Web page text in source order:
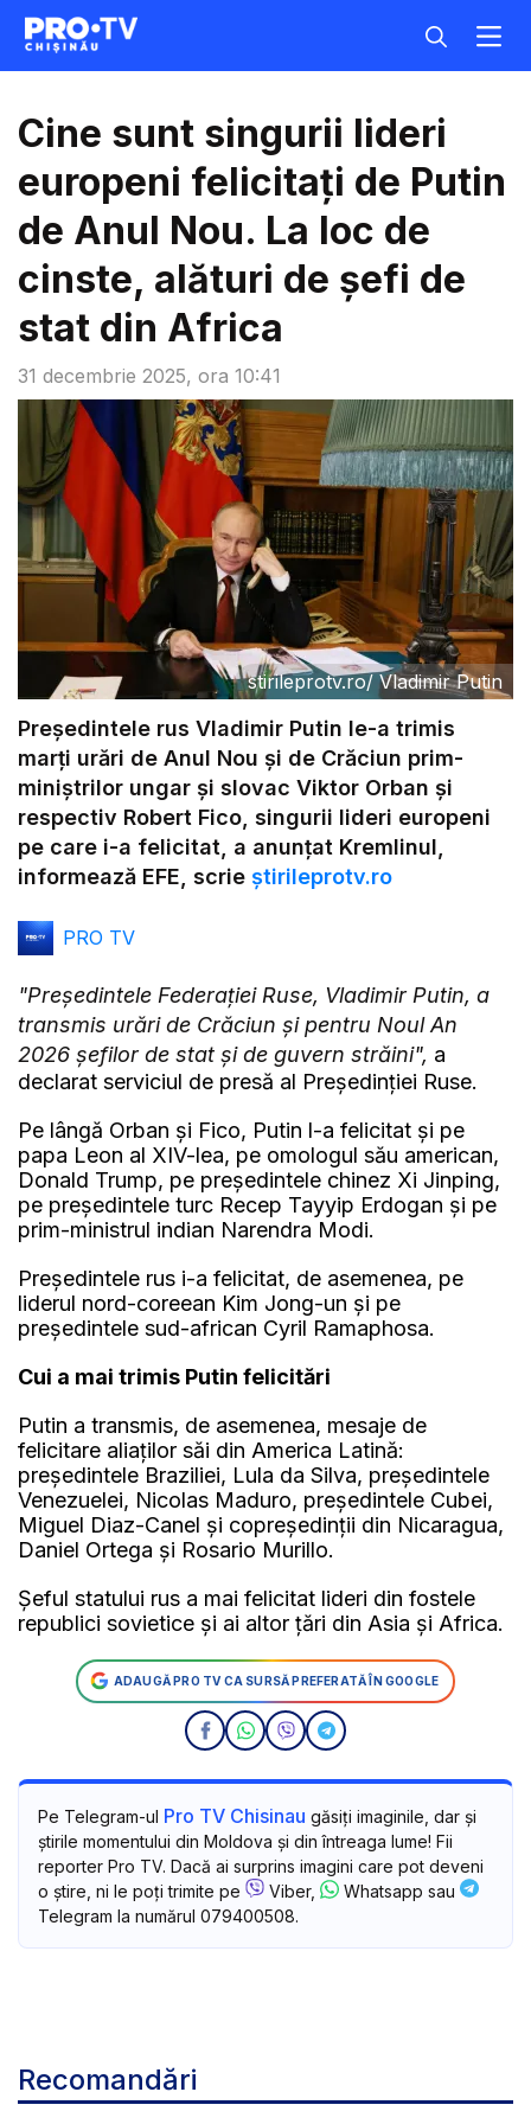
31 decembrie 2025, ora 10:41
Cine sunt singurii lideri
europeni felicitați de Putin
de Anul Nou. La loc de
cinste, alături de șefi de
stat din Africa
stirileprotv.ro/ Vladimir Putin
Preşedintele rus Vladimir Putin le-a trimis
marţi urări de Anul Nou şi de Crăciun prim-
miniştrilor ungar şi slovac Viktor Orban şi
respectiv Robert Fico, singurii lideri europeni
pe care i-a felicitat, a anunţat Kremlinul,
informează EFE, scrie știrileprotv.ro
PRO TV
"Preşedintele Federaţiei Ruse, Vladimir Putin, a
transmis urări de Crăciun şi pentru Noul An
2026 şefilor de stat şi de guvern străini", a
declarat serviciul de presă al Preşedinţiei Ruse.
Pe lângă Orban şi Fico, Putin l-a felicitat şi pe
papa Leon al XIV-lea, pe omologul său american,
Donald Trump, pe preşedintele chinez Xi Jinping,
pe preşedintele turc Recep Tayyip Erdogan şi pe
prim-ministrul indian Narendra Modi.
Preşedintele rus i-a felicitat, de asemenea, pe
liderul nord-coreean Kim Jong-un şi pe
preşedintele sud-african Cyril Ramaphosa.
Cui a mai trimis Putin felicitări
Putin a transmis, de asemenea, mesaje de
felicitare aliaţilor săi din America Latină:
preşedintele Braziliei, Lula da Silva, preşedintele
Venezuelei, Nicolas Maduro, preşedintele Cubei,
Miguel Diaz-Canel şi copreşedinţii din Nicaragua,
Daniel Ortega şi Rosario Murillo.
Şeful statului rus a mai felicitat lideri din fostele
republici sovietice şi ai altor ţări din Asia şi Africa.
ADAUGĂ PRO TV CA SURSĂ PREFERATĂ ÎN GOOGLE
Pe Telegram-ul Pro TV Chisinau găsiți imaginile, dar și
știrile momentului din Moldova și din întreaga lume! Fii
reporter Pro TV. Dacă ai surprins imagini care pot deveni
o știre, ni le poți trimite pe
Viber,
Whatsapp sau
Telegram la numărul 079400508.
Recomandări